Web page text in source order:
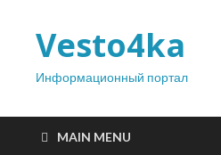
Vesto4ka
Информационный портал
MAIN MENU